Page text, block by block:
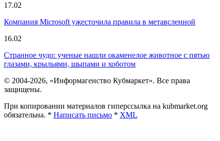
17.02
Компания Microsoft ужесточила правила в метавсленной
16.02
Странное чудо: ученые нашли окаменелое животное с пятью
глазами, крыльями, шыпами и хоботом
© 2004-2026, «Информагенство Кубмаркет». Все права
защищены.
При копировании материалов гиперссылка на kubmarket.org
обязательна. * Написать письмо * XML